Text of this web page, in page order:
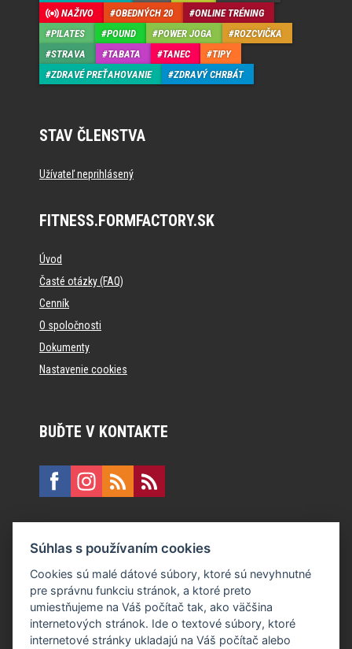
NAŽIVO
OBEDNÝCH 20
ONLINE TRÉNING
PILATES
POUND POWER JOGA
ROZCVIČKA
STRAVA
TABATA TANEC
TIPY
ZDRAVÉ PREŤAHOVANIE
ZDRAVÝ CHRBÁT
STAV ČLENSTVA
Užívateľ neprihlásený
FITNESS.FORMFACTORY.SK
Úvod
Časté otázky (FAQ)
Cenník
O spoločnosti
Dokumenty
Nastavenie cookies
BUĎTE V KONTAKTE
E:recepcia@formfactory.sk
Form Factory Slovakia s.r.o., Ružová dolina 480/6, 821 08
Bratislava
Súhlas s používaním cookies
Cookies sú malé dátové súbory, ktoré sú nevyhnutné
pre správnu funkciu stránok, a ktoré preto
umiestňujeme na Váš počítač tak, ako väčšina
internetových stránok. Ide o textové súbory, ktoré
internetové stránky ukladajú na Váš počítač alebo